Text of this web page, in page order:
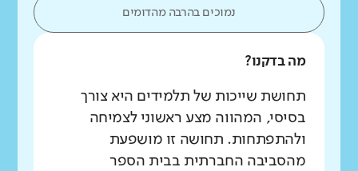
נמוכים בהרבה מהדומים
מה בדקנו?
תחושת שייכות של תלמידים היא צורך
בסיסי, המהווה מצע ראשוני לצמיחה
ולהתפתחות. תחושה זו מושפעת
מהסביבה החברתית בבית הספר